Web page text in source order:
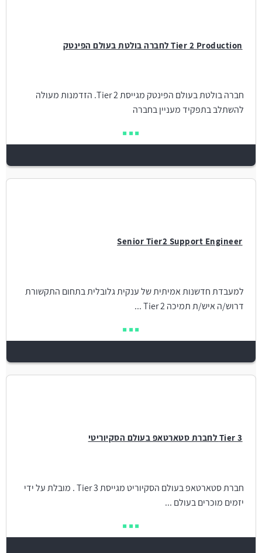
Tier 2 Production לחברה בולטת בעולם הפינטק
חברה בולטת בעולם הפינטק מגייסת Tier 2. הזדמנות מעולה
להשתלב בתפקיד מעניין בחברה
Senior Tier2 Support Engineer
למעבדת חדשנות אמיתית של ענקית גלובלית בתחום התקשורת
דרוש/ה איש/ת תמיכה Tier 2 ...
Tier 3 לחברת סטארטאפ בעולם הסקיוריטי
חברת סטארטאפ בעולם הסקיוריט מגייסת Tier 3 . מובלת על ידי
יזמים מוכרים בעולם ...